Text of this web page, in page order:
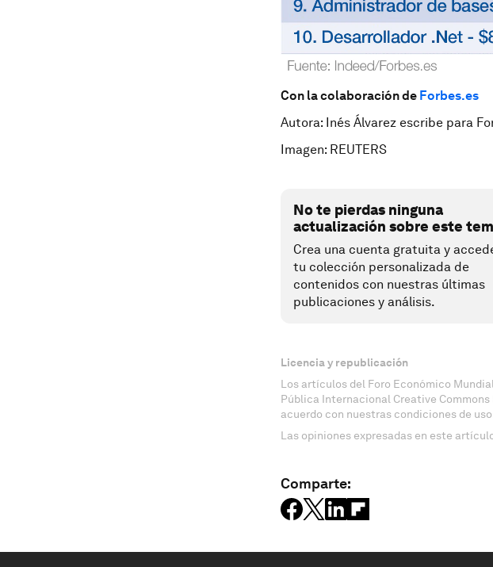
Con la colaboración de Forbes.es
Autora: Inés Álvarez escribe para
Imagen: REUTERS
No te pierdas ninguna
actualización sobre este
Crea una cuenta gratuita y
tu colección personalizada de
contenidos con nuestras últimas
publicaciones y análisis.
Licencia y republicación
Los artículos del Foro Económico
Pública Internacional Creative
acuerdo con nuestras condiciones de
Las opiniones expresadas en este
Comparte: